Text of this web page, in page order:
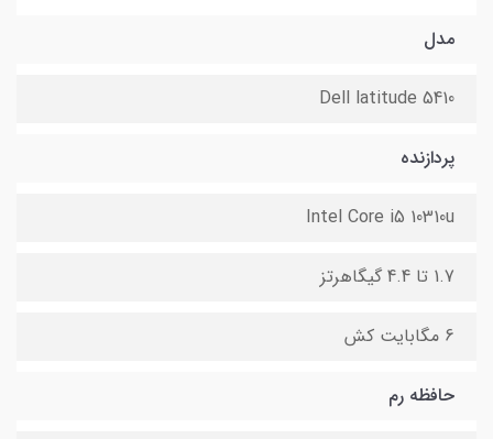
مدل
Dell latitude 5410
پردازنده
Intel Core i5 10310u
1.7 تا 4.4 گیگاهرتز
6 مگابایت کش
حافظه رم